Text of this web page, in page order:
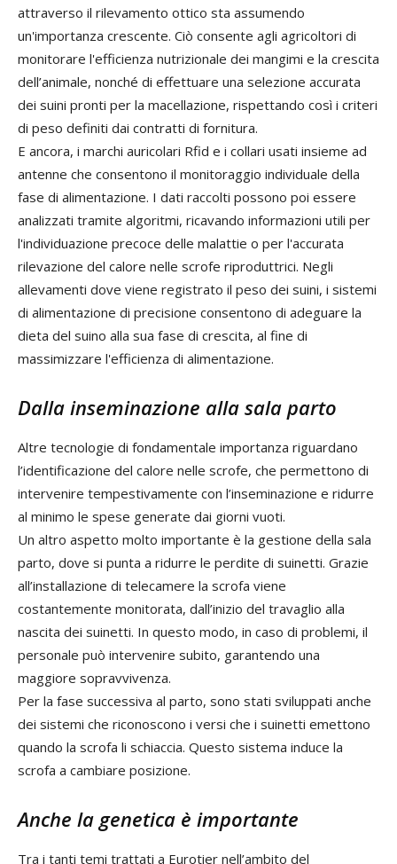
attraverso il rilevamento ottico sta assumendo
un'importanza crescente. Ciò consente agli agricoltori di
monitorare l'efficienza nutrizionale dei mangimi e la crescita
dell’animale, nonché di effettuare una selezione accurata
dei suini pronti per la macellazione, rispettando così i criteri
di peso definiti dai contratti di fornitura.
E ancora, i marchi auricolari Rfid e i collari usati insieme ad
antenne che consentono il monitoraggio individuale della
fase di alimentazione. I dati raccolti possono poi essere
analizzati tramite algoritmi, ricavando informazioni utili per
l'individuazione precoce delle malattie o per l'accurata
rilevazione del calore nelle scrofe riproduttrici. Negli
allevamenti dove viene registrato il peso dei suini, i sistemi
di alimentazione di precisione consentono di adeguare la
dieta del suino alla sua fase di crescita, al fine di
massimizzare l'efficienza di alimentazione.
Dalla inseminazione alla sala parto
Altre tecnologie di fondamentale importanza riguardano
l’identificazione del calore nelle scrofe, che permettono di
intervenire tempestivamente con l’inseminazione e ridurre
al minimo le spese generate dai giorni vuoti.
Un altro aspetto molto importante è la gestione della sala
parto, dove si punta a ridurre le perdite di suinetti. Grazie
all’installazione di telecamere la scrofa viene
costantemente monitorata, dall’inizio del travaglio alla
nascita dei suinetti. In questo modo, in caso di problemi, il
personale può intervenire subito, garantendo una
maggiore sopravvivenza.
Per la fase successiva al parto, sono stati sviluppati anche
dei sistemi che riconoscono i versi che i suinetti emettono
quando la scrofa li schiaccia. Questo sistema induce la
scrofa a cambiare posizione.
Anche la genetica è importante
Tra i tanti temi trattati a Eurotier nell’ambito del